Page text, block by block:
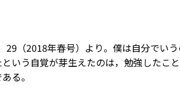
（2018年春号）より。僕は自分でい
いう自覚が芽生えたのは，勉強したこ
る。